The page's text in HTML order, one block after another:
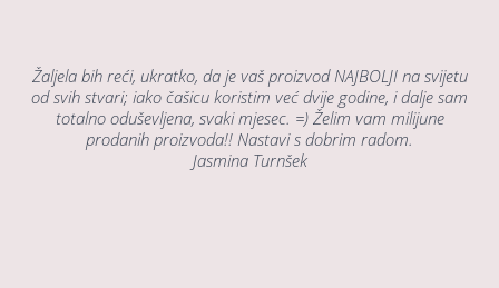
Žaljela bih reći, ukratko, da je vaš proizvod NAJBOLJI na svijetu
od svih stvari; iako čašicu koristim već dvije godine, i dalje sam
totalno oduševljena, svaki mjesec. =) Želim vam milijune
prodanih proizvoda!! Nastavi s dobrim radom.
Jasmina Turnšek